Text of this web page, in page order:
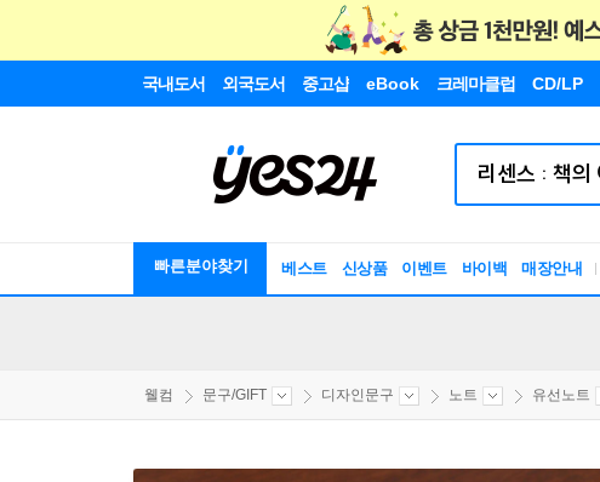
국내도서 외국도서 중고샵 eBook 크레마클럽 CD/LP
빠른분야찾기 베스트 신상품 이벤트 바이백 매장안내
웰컴 문구/GIFT 디자인문구 노트 유선노트